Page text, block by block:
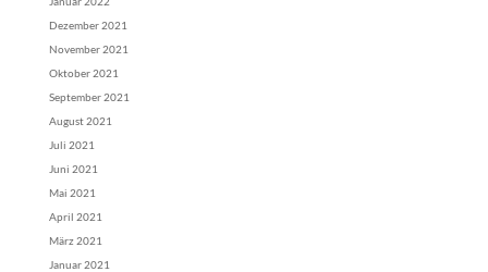
Dezember 2021
November 2021
Oktober 2021
September 2021
August 2021
Juli 2021
Juni 2021
Mai 2021
April 2021
März 2021
Januar 2021